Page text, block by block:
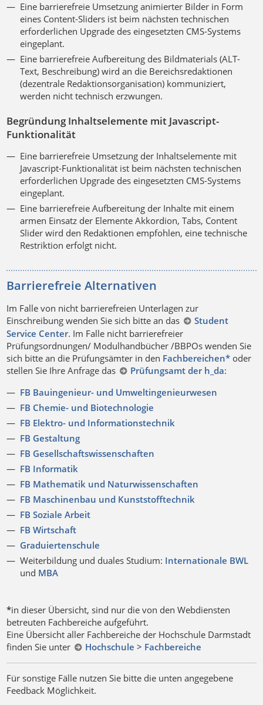
Eine barrierefreie Umsetzung animierter Bilder in Form
eines Content-Sliders ist beim nächsten technischen
erforderlichen Upgrade des eingesetzten CMS-Systems
eingeplant.
Eine barrierefreie Aufbereitung des Bildmaterials (ALT-
Text, Beschreibung) wird an die Bereichsredaktionen
(dezentrale Redaktionsorganisation) kommuniziert,
werden nicht technisch erzwungen.
Begründung Inhaltselemente mit Javascript-
Funktionalität
Eine barrierefreie Umsetzung der Inhaltselemente mit
Javascript-Funktionalität ist beim nächsten technischen
erforderlichen Upgrade des eingesetzten CMS-Systems
eingeplant.
Eine barrierefreie Aufbereitung der Inhalte mit einem
armen Einsatz der Elemente Akkordion, Tabs, Content
Slider wird den Redaktionen empfohlen, eine technische
Restriktion erfolgt nicht.
Barrierefreie Alternativen
Im Falle von nicht barrierefreien Unterlagen zur
Einschreibung wenden Sie sich bitte an das
Student
Service Center. Im Falle nicht barrierefreier
Prüfungsordnungen/ Modulhandbücher /BBPOs wenden Sie
sich bitte an die Prüfungsämter in den Fachbereichen* oder
stellen Sie Ihre Anfrage das
Prüfungsamt der h_da:
FB Bauingenieur- und Umweltingenieurwesen
FB Chemie- und Biotechnologie
FB Elektro- und Informationstechnik
FB Gestaltung
FB Gesellschaftswissenschaften
FB Informatik
FB Mathematik und Naturwissenschaften
FB Maschinenbau und Kunststofftechnik
FB Soziale Arbeit
FB Wirtschaft
Graduiertenschule
Weiterbildung und duales Studium: Internationale BWL
und MBA
*in dieser Übersicht, sind nur die von den Webdiensten
betreuten Fachbereiche aufgeführt.
Eine Übersicht aller Fachbereiche der Hochschule Darmstadt
finden Sie unter
Hochschule > Fachbereiche
Für sonstige Fälle nutzen Sie bitte die unten angegebene
Feedback Möglichkeit.